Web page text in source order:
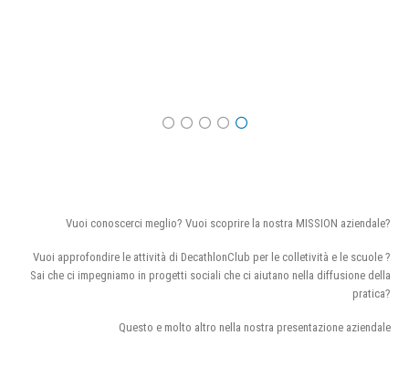
Vuoi conoscerci meglio? Vuoi scoprire la nostra MISSION aziendale?
Vuoi approfondire le attività di DecathlonClub per le colletività e le scuole ?
Sai che ci impegniamo in progetti sociali che ci aiutano nella diffusione della
pratica?
Questo e molto altro nella nostra presentazione aziendale